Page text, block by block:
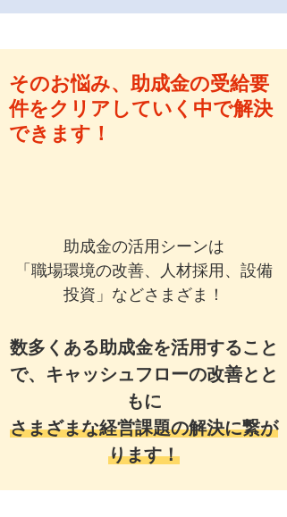
そのお悩み、助成金の受給要
件をクリアしていく中で解決
できます！
助成金の活用シーンは
「職場環境の改善、人材採用、設備
投資」などさまざま！
数多くある助成金を活用すること
で、キャッシュフローの改善とと
もに
さまざまな経営課題の解決に繋が
ります！